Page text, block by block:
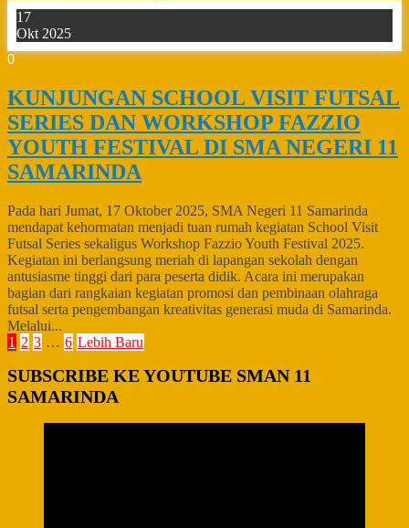
17
Okt 2025
0
KUNJUNGAN SCHOOL VISIT FUTSAL
SERIES DAN WORKSHOP FAZZIO
YOUTH FESTIVAL DI SMA NEGERI 11
SAMARINDA
Pada hari Jumat, 17 Oktober 2025, SMA Negeri 11 Samarinda
mendapat kehormatan menjadi tuan rumah kegiatan School Visit
Futsal Series sekaligus Workshop Fazzio Youth Festival 2025.
Kegiatan ini berlangsung meriah di lapangan sekolah dengan
antusiasme tinggi dari para peserta didik. Acara ini merupakan
bagian dari rangkaian kegiatan promosi dan pembinaan olahraga
futsal serta pengembangan kreativitas generasi muda di Samarinda.
Melalui...
1 2 3 … 6 Lebih Baru
SUBSCRIBE KE YOUTUBE SMAN 11
SAMARINDA